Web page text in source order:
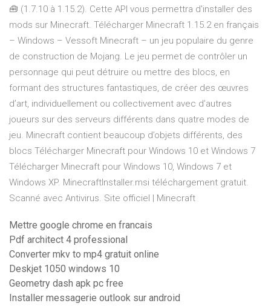
🧰 (1.7.10 à 1.15.2). Cette API vous permettra d'installer des
mods sur Minecraft. Télécharger Minecraft 1.15.2 en français
– Windows – Vessoft Minecraft – un jeu populaire du genre
de construction de Mojang. Le jeu permet de contrôler un
personnage qui peut détruire ou mettre des blocs, en
formant des structures fantastiques, de créer des œuvres
d’art, individuellement ou collectivement avec d’autres
joueurs sur des serveurs différents dans quatre modes de
jeu. Minecraft contient beaucoup d’objets différents, des
blocs Télécharger Minecraft pour Windows 10 et Windows 7
Télécharger Minecraft pour Windows 10, Windows 7 et
Windows XP. MinecraftInstaller.msi téléchargement gratuit.
Scanné avec Antivirus. Site officiel | Minecraft
Mettre google chrome en francais
Pdf architect 4 professional
Converter mkv to mp4 gratuit online
Deskjet 1050 windows 10
Geometry dash apk pc free
Installer messagerie outlook sur android